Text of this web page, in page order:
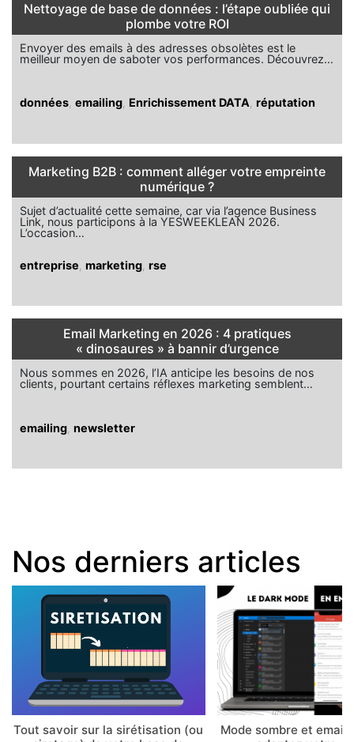
Nettoyage de base de données : l’étape oubliée qui
plombe votre ROI
Envoyer des emails à des adresses obsolètes est le
meilleur moyen de saboter vos performances. Découvrez…
données emailing Enrichissement DATA réputation
Marketing B2B : comment alléger votre empreinte
numérique ?
Sujet d’actualité cette semaine, car via l’agence Business
Link, nous participons à la YESWEEKLEAN 2026.
L’occasion…
entreprise marketing rse
Email Marketing en 2026 : 4 pratiques
« dinosaures » à bannir d’urgence
Nous sommes en 2026, l’IA anticipe les besoins de nos
clients, pourtant certains réflexes marketing semblent…
emailing newsletter
Nos derniers articles
Tout savoir sur la sirétisation (ou
Mode sombre et email